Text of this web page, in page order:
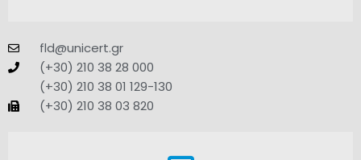
fld@unicert.gr
(+30) 210 38 28 000
(+30) 210 38 01 129-130
(+30) 210 38 03 820